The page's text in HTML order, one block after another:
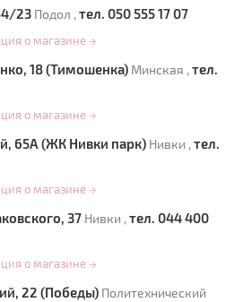
23 Подол , тел. 050 555 17 07
о магазине →
18 (Тимошенка) Минская , тел.
о магазине →
65А (ЖК Нивки парк) Нивки , тел.
о магазине →
37 Нивки , тел. 044 400
о магазине →
22 (Победы) Политехнический